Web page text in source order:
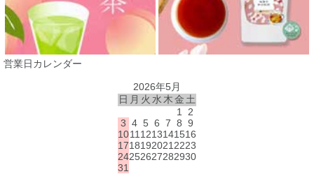
営業日カレンダー
2026年5月
日 月 火 水 木金 土
1
2
3 4 5 6 7 8 9
1011 1213141516
1718192021 2223
24252627282930
31